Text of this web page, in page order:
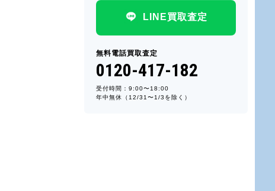
LINE買取査定
無料電話買取査定
0120-417-182
受付時間：9:00〜18:00
年中無休（12/31〜1/3を除く）